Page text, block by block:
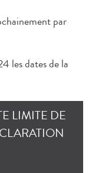
par
les dates de la
LIMITE DE